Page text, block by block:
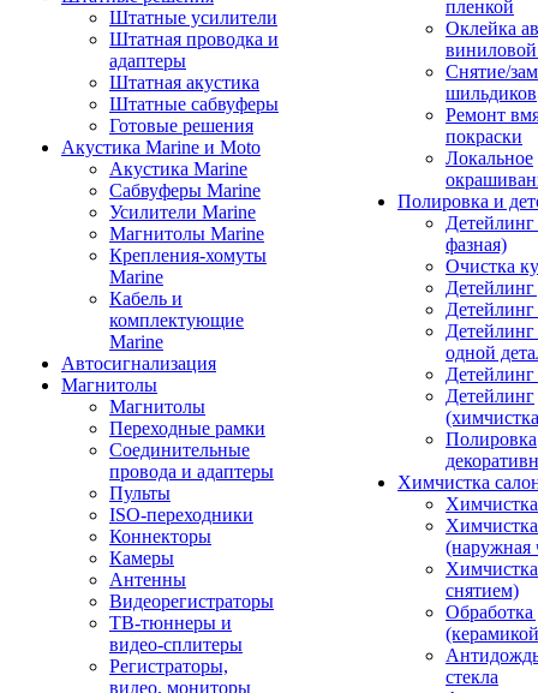
Штатные усилители
Штатная проводка и
адаптеры
Штатная акустика
Штатные сабвуферы
Готовые решения
Акустика Marine и Moto
Акустика Marine
Сабвуферы Marine
Усилители Marine
Магнитолы Marine
Крепления-хомуты
Marine
Кабель и
комплектующие
Marine
Автосигнализация
Магнитолы
Магнитолы
Переходные рамки
Соединительные
провода и адаптеры
Пульты
ISO-переходники
Коннекторы
Камеры
Антенны
Видеорегистраторы
ТВ-тюннеры и
видео-сплитеры
Регистраторы,
видео, мониторы
пленкой
Оклейка
Снятие/
шильдиков
Ремонт
покраски
Локальное
Полировка и
фазная)
Очистка
Детейлинг
одной
Детейлинг
Полировка
Химчистка
(наружная
снятием)
Обработка
стекла